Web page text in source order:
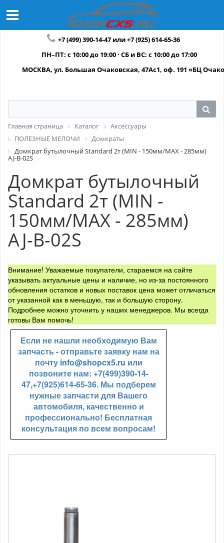
+7 (499) 390-14-47 или +7 (925) 614-65-36
ПН–ПТ: с 10:00 до 19:00 · СБ и ВС: с 10:00 до 17:00
МОСКВА, ул. Большая Очаковская, 47Ас1, оф. 191 «БЦ
Главная страница Каталог
Аксессуары
ПОЛЕЗНЫЕ МЕЛОЧИ
Домкраты
Домкрат бутылочный Standard 2т (MIN - 150мм/MAX - 285мм)
AJ-B-02S
Домкрат бутылочный
Standard 2т (MIN -
150мм/MAX - 285мм)
AJ-B-02S
Внимание! Уважаемые покупатели, стараемся на сайте
указывать актуальные цены и наличие, но из-за постоянного
обновления остатков и новых поставок цена может отличаться
от указанной как в меньшую, так и большую сторону.
Подробнее можно уточнить у наших менеджеров. Мы всегда
готовы Вам помочь!
Если не нашли необходимую Вам
запчасть - отправьте заявку нам на
почту info@shopcx5.ru или
позвоните нам: +7(499)390-14-
47,+7(925)614-65-36. Мы подберем
нужные запчасти для Вашего
автомобиля, качественно и
профессионально! Бесплатная
консультация по всем вопросам!